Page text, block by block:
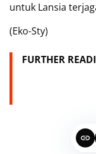
untuk Lansia
(Eko-Sty)
FURTHER